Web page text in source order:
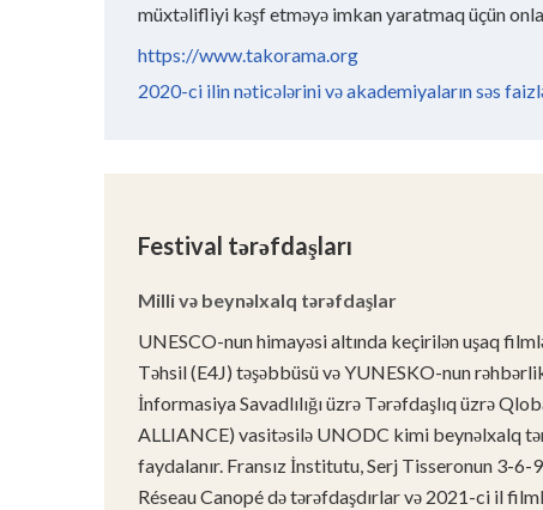
müxtəlifliyi kəşf etməyə imkan yaratmaq üçün
https://www.takorama.org
2020-ci ilin nəticələrini və akademiyaların səs
Festival tərəfdaşları
Milli və beynəlxalq tərəfdaşlar
UNESCO-nun himayəsi altında keçirilən uşaq
Təhsil (E4J) təşəbbüsü və YUNESKO-nun
İnformasiya Savadlılığı üzrə Tərəfdaşlıq üzrə
ALLIANCE) vasitəsilə UNODC kimi beynəlxalq
faydalanır. Fransız İnstitutu, Serj Tisseronun 3-6-
Réseau Canopé də tərəfdaşdırlar və 2021-ci il